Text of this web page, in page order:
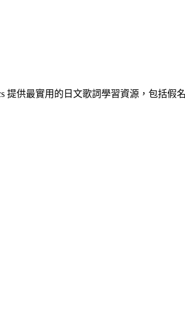
供最實用的日文歌詞學習資源，包括假